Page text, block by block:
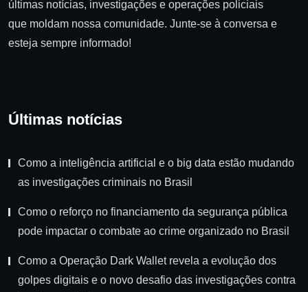
últimas notícias, investigações e operações policiais
que moldam nossa comunidade. Junte-se à conversa e
esteja sempre informado!
Últimas notícias
Como a inteligência artificial e o big data estão mudando
as investigações criminais no Brasil
Como o reforço no financiamento da segurança pública
pode impactar o combate ao crime organizado no Brasil
Como a Operação Dark Wallet revela a evolução dos
golpes digitais e o novo desafio das investigações contra